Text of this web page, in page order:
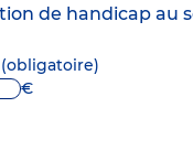
de handicap au
(obligatoire)
€